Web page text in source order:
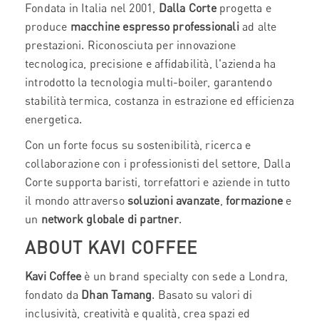
Fondata in Italia nel 2001, Dalla Corteprogetta e
produce macchine espresso professionaliad alte
prestazioni. Riconosciuta per innovazione
tecnologica, precisione e affidabilità, l'azienda ha
introdotto la tecnologia multi-boiler, garantendo
stabilità termica, costanza in estrazione ed efficienza
energetica.
Con un forte focus su sostenibilità, ricerca e
collaborazione con i professionisti del settore, Dalla
Corte supporta baristi, torrefattori e aziende in tutto
il mondo attraverso soluzioni avanzate,formazione e
un network globale di partner.
ABOUT KAVI COFFEE
Kavi Coffee è un brand specialty con sede a Londra,
fondato da Dhan Tamang. Basato su valori di
inclusività, creatività e qualità, crea spazi ed